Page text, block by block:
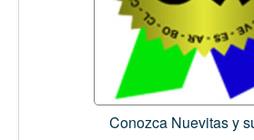
Conozca Nuevitas y